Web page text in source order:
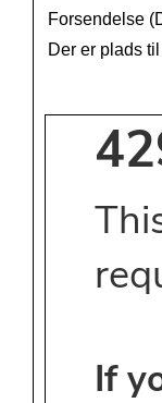
Forsendelse
Der er plads